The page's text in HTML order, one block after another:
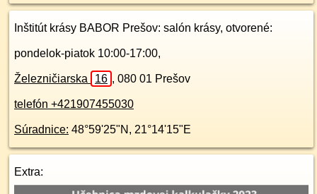
Inštitút krásy BABOR Prešov: salón krásy, otvorené:
pondelok-piatok 10:00-17:00,
Železničiarska 16 , 080 01 Prešov
telefón +421907455030
Súradnice: 48°59'25"N , 21°14'15"E
Extra: